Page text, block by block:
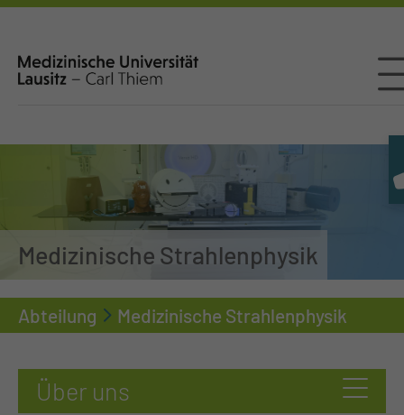
Medizinische Strahlenphysik
Abteilung Medizinische Strahlenphysik